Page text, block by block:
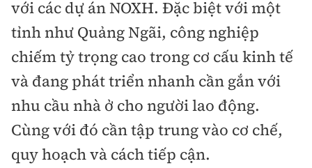
với các dự án NOXH. Đặc biệt với một
tỉnh như Quảng Ngãi, công nghiệp
chiếm tỷ trọng cao trong cơ cấu kinh tế
và đang phát triển nhanh cần gắn với
nhu cầu nhà ở cho người lao động.
Cùng với đó cần tập trung vào cơ chế,
quy hoạch và cách tiếp cận.